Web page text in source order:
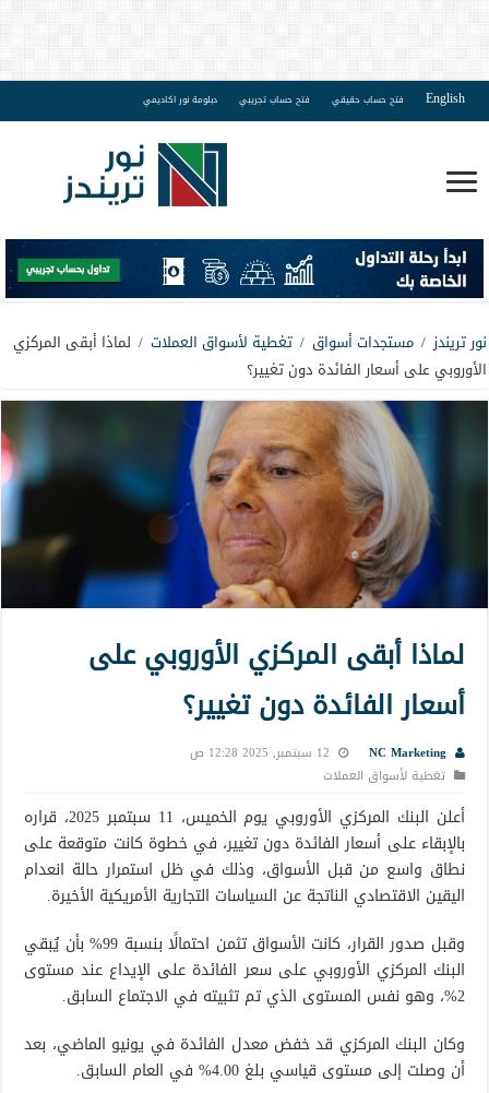
English فتح حساب حقيقي فتح حساب تجريبي دبلومة نور اكاديمي
نور تريندز / مستجدات أسواق / تغطية لأسواق العملات / لماذا أبقى المركزي
الأوروبي على أسعار الفائدة دون تغيير؟
لماذا أبقى المركزي الأوروبي على
أسعار الفائدة دون تغيير؟
NC Marketing
12 سبتمبر, 2025 12:28 ص
تغطية لأسواق العملات
أعلن البنك المركزي الأوروبي يوم الخميس، 11 سبتمبر 2025، قراره
بالإبقاء على أسعار الفائدة دون تغيير، في خطوة كانت متوقعة على
نطاق واسع من قبل الأسواق، وذلك في ظل استمرار حالة انعدام
اليقين الاقتصادي الناتجة عن السياسات التجارية الأمريكية الأخيرة.
وقبل صدور القرار، كانت الأسواق تثمن احتمالًا بنسبة 99% بأن يُبقي
البنك المركزي الأوروبي على سعر الفائدة على الإيداع عند مستوى
2%، وهو نفس المستوى الذي تم تثبيته في الاجتماع السابق.
وكان البنك المركزي قد خفض معدل الفائدة في يونيو الماضي، بعد
أن وصلت إلى مستوى قياسي بلغ 4.00% في العام السابق.